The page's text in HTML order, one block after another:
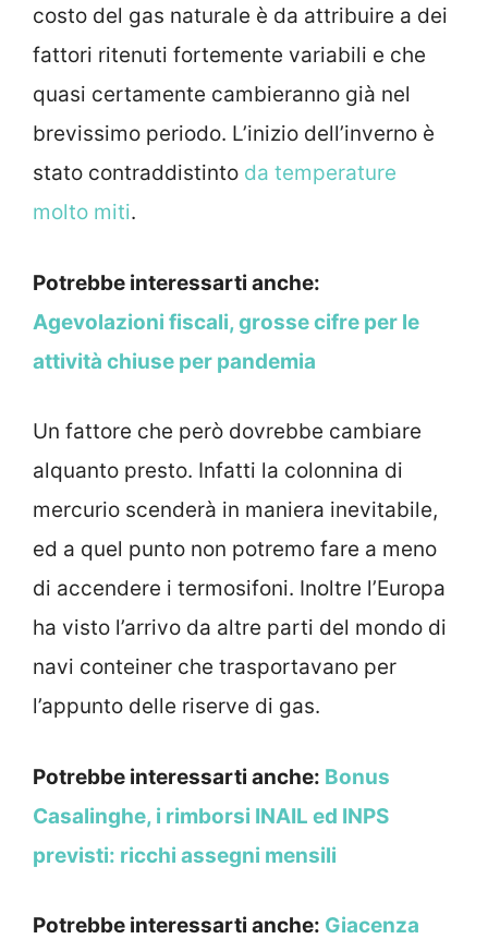
costo del gas naturale è da attribuire a dei
fattori ritenuti fortemente variabili e che
quasi certamente cambieranno già nel
brevissimo periodo. L’inizio dell’inverno è
stato contraddistinto da temperature
molto miti.
Potrebbe interessarti anche:
Agevolazioni fiscali, grosse cifre per le
attività chiuse per pandemia
Un fattore che però dovrebbe cambiare
alquanto presto. Infatti la colonnina di
mercurio scenderà in maniera inevitabile,
ed a quel punto non potremo fare a meno
di accendere i termosifoni. Inoltre l’Europa
ha visto l’arrivo da altre parti del mondo di
navi conteiner che trasportavano per
l’appunto delle riserve di gas.
Potrebbe interessarti anche: Bonus
Casalinghe, i rimborsi INAIL ed INPS
previsti: ricchi assegni mensili
Potrebbe interessarti anche: Giacenza